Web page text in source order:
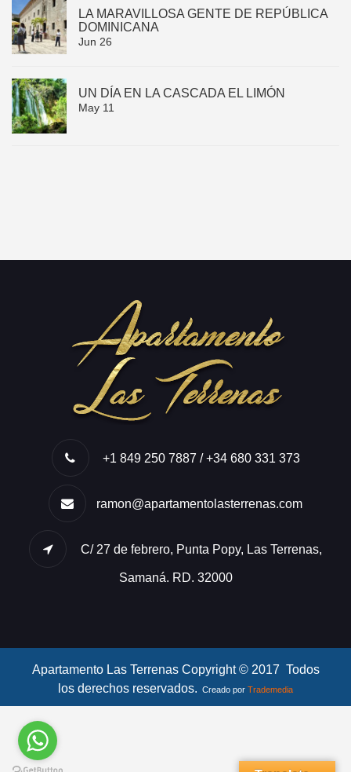
LA MARAVILLOSA GENTE DE REPÚBLICA
DOMINICANA
Jun 26
UN DÍA EN LA CASCADA EL LIMÓN
May 11
+1 849 250 7887 / +34 680 331 373
ramon@apartamentolasterrenas.com
C/ 27 de febrero, Punta Popy, Las Terrenas,
Samaná. RD. 32000
Apartamento Las Terrenas Copyright © 2017 Todos
los derechos reservados. Creado por Trademedia